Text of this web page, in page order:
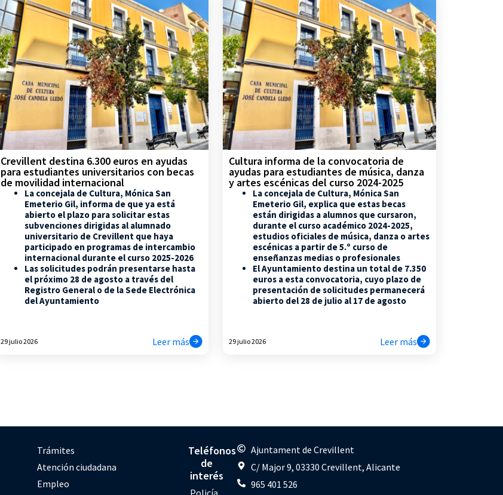
Crevillent destina 6.300 euros en ayudas
para estudiantes universitarios con becas
de movilidad internacional
La concejala de Cultura, Mónica San
Emeterio Gil, informa de que ya está
abierto el plazo para solicitar estas
subvenciones dirigidas al alumnado
universitario de Crevillent que haya
participado en programas de intercambio
internacional durante el curso 2025-2026
Las solicitudes podrán presentarse hasta
el próximo 28 de agosto a través del
Registro General o de la Sede Electrónica
del Ayuntamiento
29 julio 2026 Leer más
Cultura informa de la convocatoria de
ayudas para estudiantes de música, danza
y artes escénicas del curso 2024-2025
La concejala de Cultura, Mónica San
Emeterio Gil, explica que estas becas
están dirigidas a alumnos que cursaron,
durante el curso académico 2024-2025,
estudios oficiales de música, danza o artes
escénicas a partir de 5.º curso de
enseñanzas medias o profesionales
El Ayuntamiento destina un total de 7.350
euros a esta convocatoria, cuyo plazo de
presentación de solicitudes permanecerá
abierto del 28 de julio al 17 de agosto
29 julio 2026 Leer más
Trámites
Atención ciudadana
Empleo
Teléfonos
de
interés
Policía
Ajuntament de Crevillent
C/ Major 9, 03330 Crevillent, Alicante
965 401 526